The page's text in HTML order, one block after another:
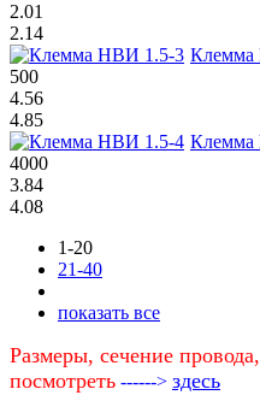
2.01
2.14
500
4.56
4.85
4000
3.84
4.08
1-20
21-40
показать все
Размеры, сечение
посмотреть ------> здесь